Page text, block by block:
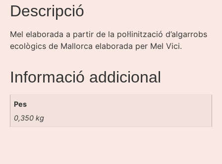
Descripció
Mel elaborada a partir de la pol·linització d’algarrobs
ecològics de Mallorca elaborada per Mel Vici.
Informació addicional
Pes
0,350 kg